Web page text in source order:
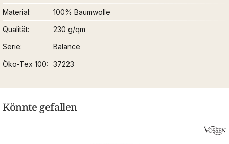
Material
100% Baumwolle
Qualität
230 g/qm
Serie
Balance
Öko-Tex 100
37223
Könnte gefallen